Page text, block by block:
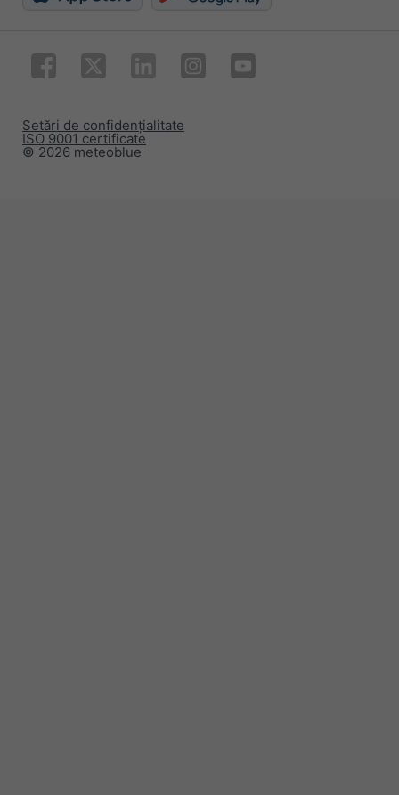
© 2026 meteoblue
ISO 9001 certificate
Setări de confidențialitate